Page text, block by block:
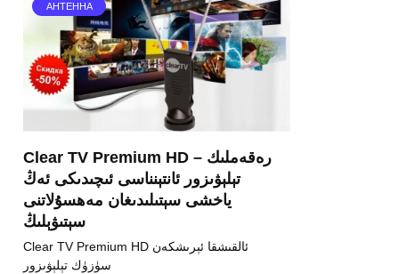
АНТЕННА
Clear TV Premium HD – رەقەملىك
تېلېۋىزور ئانتېنناسى ئىچىدىكى ئەڭ
ياخشى سېتىلىدىغان مەھسۇلاتنى
سېتىۋېلىڭ
Clear TV Premium HD ئالقىشقا ئېرىشكەن
سۈزۈك تېلېۋىزور